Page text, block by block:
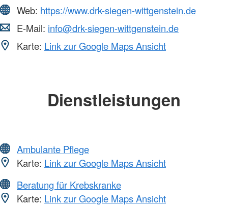
Web: https://www.drk-siegen-wittgenstein.de
E-Mail: info@drk-siegen-wittgenstein.de
Karte: Link zur Google Maps Ansicht
Dienstleistungen
Ambulante Pflege
Karte: Link zur Google Maps Ansicht
Beratung für Krebskranke
Karte: Link zur Google Maps Ansicht